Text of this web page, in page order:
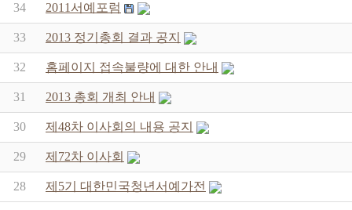
34 2011서예포럼
33 2013 정기총회 결과 공지
32 홈페이지 접속불량에 대한 안내
31 2013 총회 개최 안내
30 제48차 이사회의 내용 공지
29 제72차 이사회
28 제5기 대한민국청년서예가전